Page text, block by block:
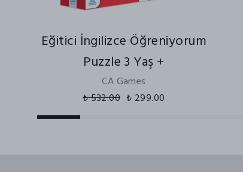
Eğitici İngilizce Öğreniyorum
Puzzle 3 Yaş +
CA Games
₺ 532.00 ₺ 299.00